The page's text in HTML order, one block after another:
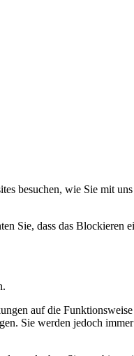
besuchen, wie Sie mit
Sie, dass das
auf die
Sie werden jedoch